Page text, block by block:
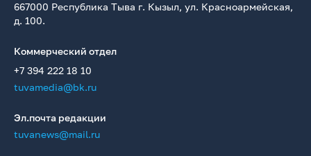
667000 Республика Тыва г. Кызыл, ул. Красноармейская,
д. 100.
Коммерческий отдел
+7 394 222 18 10
tuvamedia@bk.ru
Эл.почта редакции
tuvanews@mail.ru